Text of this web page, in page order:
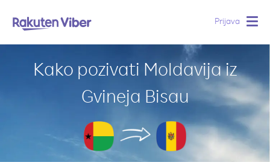
Prijava
Kako pozivati Moldavija iz
Gvineja Bisau